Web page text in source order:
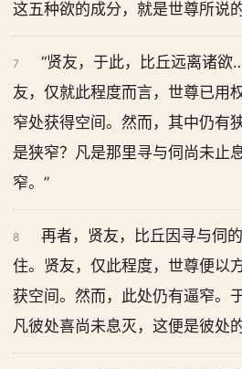
这五种欲的成分，就是世尊所说
7
“贤友，于此，比丘远离诸
友，仅就此程度而言，世尊已用
窄处获得空间。然而，其中仍有
是狭窄？凡是那里寻与伺尚未止
窄。”
8
再者，贤友，比丘因寻与伺
住。贤友，仅此程度，世尊便以
获空间。然而，此处仍有逼窄。
凡彼处喜尚未息灭，这便是彼处